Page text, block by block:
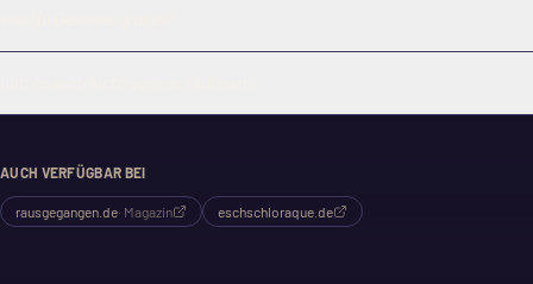
AUCH VERFÜGBAR BEI
rausgegangen.de· Magazin eschschloraque.de